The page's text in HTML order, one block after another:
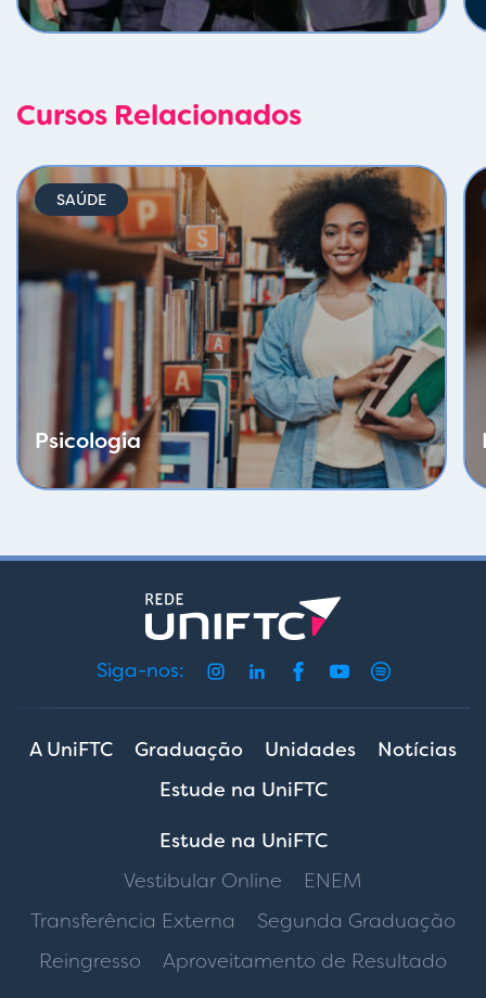
Cursos Relacionados
SAÚDE
Psicologia
Siga-nos:
A UniFTC Graduação Unidades
Notícias
Estude na UniFTC
Estude na UniFTC
Vestibular Online
ENEM
Transferência Externa
Segunda Graduação
Reingresso
Aproveitamento de Resultado